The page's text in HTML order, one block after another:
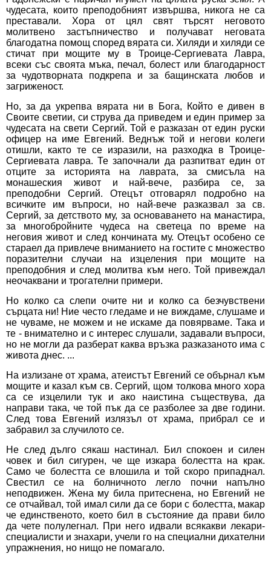
чудесата, които преподобният извършва, никога не са
преставали. Хора от цял свят търсят неговото
молитвено застъпничество и получават неговата
благодатна помощ според вярата си. Хиляди и хиляди се
стичат при мощите му в Троице-Сергиевата Лавра,
всеки със своята мъка, печал, болест или благодарност
за чудотворната подкрепа и за бащинската любов и
загриженост.
Но, за да укрепва вярата ни в Бога, Който е дивен в
Своите светии, си струва да приведем и един пример за
чудесата на свети Сергий. Той е разказан от един руски
офицер на име Евгений. Веднъж той и негови колеги
отишли, както те се изразили, на разходка в Троице-
Сергиевата лавра. Те започнали да разпитват един от
отците за историята на лаврата, за смисъла на
монашеския живот и най-вече, разбира се, за
преподобни Сергий. Отецът отговарял подробно на
всичките им въпроси, но най-вече разказвал за св.
Сергий, за детството му, за основаването на манастира,
за многобройните чудеса на светеца по време на
неговия живот и след кончината му. Отецът особено се
стараел да привлече вниманието на гостите с множество
поразителни случаи на изцеления при мощите на
преподобния и след молитва към него. Той привеждал
неочаквани и трогателни примери.
Но колко са слепи очите ни и колко са безчувствени
сърцата ни! Ние често гледаме и не виждаме, слушаме и
не чуваме, не можем и не искаме да повярваме. Така и
те - внимателно и с интерес слушали, задавали въпроси,
но не могли да разберат каква връзка разказаното има с
живота днес. ...
На излизане от храма, атеистът Евгений се обърнал към
мощите и казал към св. Сергий, щом толкова много хора
са се изцелили тук и ако наистина съществува, да
направи така, че той пък да се разболее за две години.
Слeд това Евгений излязъл от храма, прибрал се и
забравил за случилото се.
Не след дълго сякаш настинал. Бил спокоен и силен
човек и бил сигурен, че ще изкара болестта на крак.
Само че болестта се влошила и той скоро припаднал.
Свестил се на болничното легло почни напълно
неподвижен. Жена му била притеснена, но Евгений не
се отчайвал, той имал сили да се бори с болестта, макар
че единственото, което бил в състояние да прави било
да чете полулегнал. При него идвали всякакви лекари-
специалисти и знахари, учели го на специални дихателни
упражнения, но нищо не помагало.